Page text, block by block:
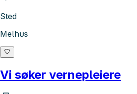
Sted
Melhus
Vi søker vernepleiere